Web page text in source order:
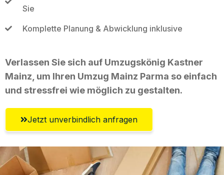
Sie
Komplette Planung & Abwicklung inklusive
Verlassen Sie sich auf Umzugskönig Kastner
Mainz, um Ihren Umzug Mainz Parma so einfach
und stressfrei wie möglich zu gestalten.
Jetzt unverbindlich anfragen